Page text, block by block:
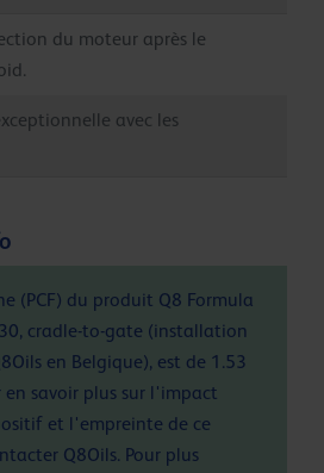
du moteur après le
avec les
(PCF) du produit Q8 Formula
cradle-to-gate (installation
en Belgique), est de 1.53
en savoir plus sur l'impact
et l'empreinte de ce
Q8Oils. Pour plus